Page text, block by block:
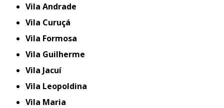
Vila Andrade
Vila Curuçá
Vila Formosa
Vila Guilherme
Vila Jacuí
Vila Leopoldina
Vila Maria